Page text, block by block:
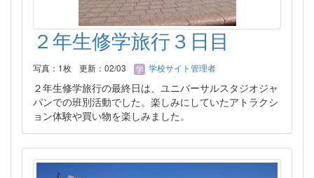
２年生修学旅行３日目
写真：1枚 更新：02/03 学校サイト管理者
２年生修学旅行の最終日は、ユニバーサルスタジオジャ
パンでの班別活動でした。楽しみにしていたアトラクシ
ョン体験や買い物を楽しみました。